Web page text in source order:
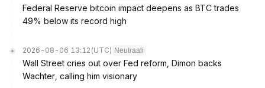
Federal Reserve bitcoin impact deepens as BTC trades
49% below its record high
2026-08-06 13:12 (UTC) Neutraali
Wall Street cries out over Fed reform, Dimon backs
Wachter, calling him visionary